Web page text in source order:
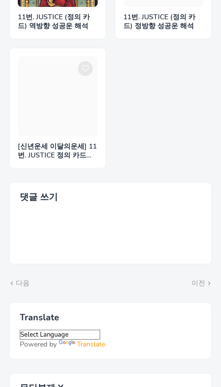
11번. JUSTICE (정의 카
드) 역방향 성공운 해석
11번. JUSTICE (정의 카
드) 정방향 성공운 해석
[신년운세 이달의운세] 11
번. JUSTICE 정의 카드해
댓글 쓰기
다음 이전
Translate
Powered by Translate